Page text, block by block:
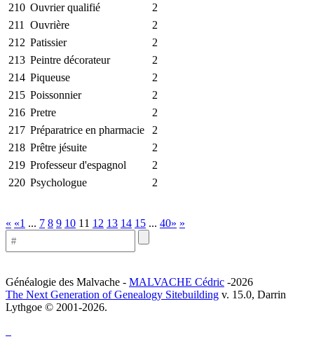
210 Ouvrier qualifié
2
211
Ouvrière
2
212 Patissier
2
213 Peintre décorateur
2
214 Piqueuse
2
215 Poissonnier
2
216 Pretre
2
217 Préparatrice en pharmacie
2
218 Prêtre jésuite
2
219 Professeur d'espagnol
2
220 Psychologue 2
« «1 ... 7 8 9 10 11 12 13 14 15 ... 40» »
Généalogie des Malvache - MALVACHE Cédric -2026
The Next Generation of Genealogy Sitebuilding v. 15.0, Darrin
Lythgoe © 2001-2026.